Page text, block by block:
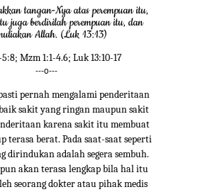
tangan-Nya atas perempuan itu,
juga berdirilah perempuan itu, dan
Allah. (Luk 13:13)
Mzm 1:1-4.6; Luk 13:10-17
---o---
pernah mengalami penderitaan
sakit yang ringan maupun sakit
karena sakit itu membuat
terasa berat. Pada saat-saat seperti
dirindukan adalah segera sembuh.
akan terasa lengkap bila hal itu
seorang dokter atau pihak medis